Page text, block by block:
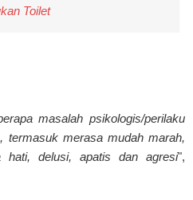
Toilet
masalah psikologis/perilaku
termasuk merasa mudah marah,
hati, delusi, apatis dan agresi",